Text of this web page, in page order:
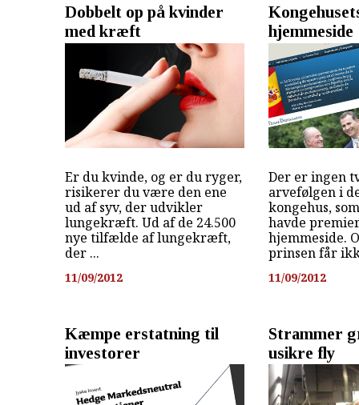
Dobbelt op på kvinder
med kræft
Er du kvinde, og er du ryger,
risikerer du være den ene
ud af syv, der udvikler
lungekræft. Ud af de 24.500
nye tilfælde af lungekræft,
der ...
11/09/2012
hjemmeside
Der er ingen
arvefølgen i
kongehus,
havde
hjemmeside.
prinsen får
11/09/2012
Kæmpe erstatning til
investorer
Strammer
usikre fly